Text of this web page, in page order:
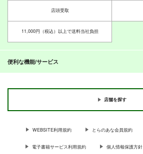
店頭受取
11,000円（税込）以上で送料当社負担
便利な機能/サービス
店舗を探す
WEBSITE利用規約 とらのあな会員規約
電子書籍サービス利用規約 個人情報保護方針